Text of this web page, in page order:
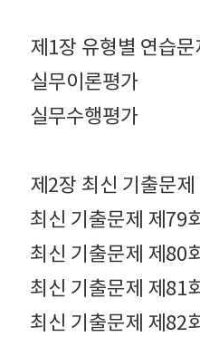
제1장 유형별 연습문
실무이론평가
실무수행평가
제2장 최신 기출문제
최신 기출문제 제79
최신 기출문제 제80
최신 기출문제 제81
최신 기출문제 제82